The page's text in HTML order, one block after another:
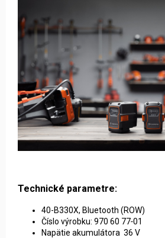
Technické parametre:
40-B330X, Bluetooth (ROW)
Číslo výrobku: 970 60 77‑01
Napätie akumulátora 36 V